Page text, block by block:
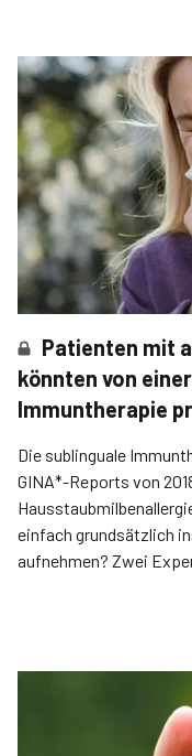
Patienten mit
könnten von
Immuntherapie
Die sublinguale
GINA*-Reports von
einfach grundsätzlich
aufnehmen? Zwei